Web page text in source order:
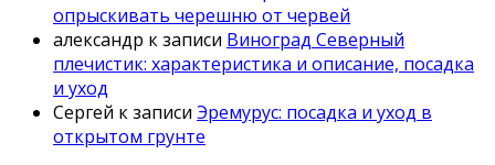
опрыскивать черешню от червей
александр к записи Виноград Северный
плечистик: характеристика и описание, посадка
и уход
Сергей к записи Эремурус: посадка и уход в
открытом грунте